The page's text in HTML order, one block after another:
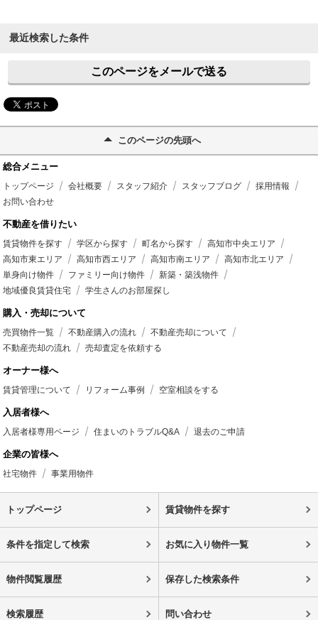
最近検索した条件
このページをメールで送る
このページの先頭へ
総合メニュー
トップページ 会社概要 スタッフ紹介 スタッフブログ
採用情報
お問い合わせ
不動産を借りたい
賃貸物件を探す 学区から探す 町名から探す
高知市中央エリア
高知市東エリア
高知市西エリア 高知市南エリア
高知市北エリア
単身向け物件
ファミリー向け物件
新築・築浅物件
地域優良賃貸住宅
学生さんのお部屋探し
購入・売却について
売買物件一覧 不動産購入の流れ
不動産売却について
不動産売却の流れ
売却査定を依頼する
オーナー様へ
賃貸管理について リフォーム事例 空室相談をする
入居者様へ
入居者様専用ページ 住まいのトラブルQ&A 退去のご申請
企業の皆様へ
社宅物件 事業用物件
トップページ 賃貸物件を探す
条件を指定して検索 お気に入り物件一覧
物件閲覧履歴 保存した検索条件
検索履歴 問い合わせ